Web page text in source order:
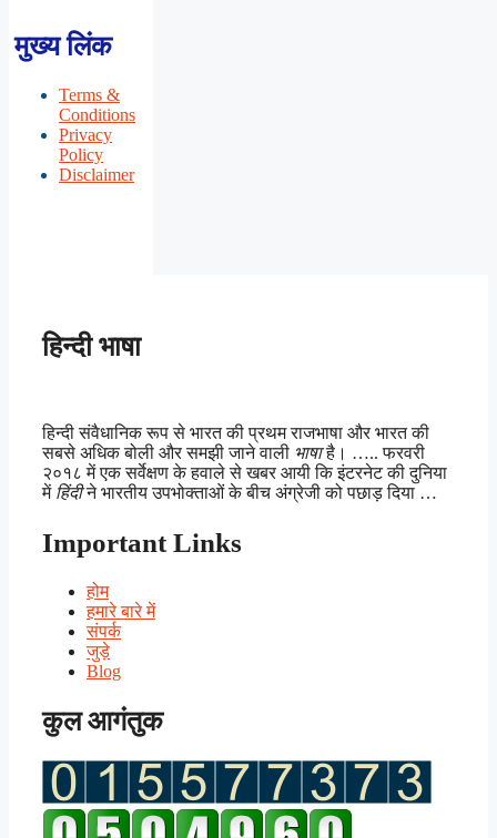
मुख्य लिंक
Terms &
Conditions
Privacy
Policy
Disclaimer
हिन्दी भाषा
हिन्दी संवैधानिक रूप से भारत की प्रथम राजभाषा और भारत की
सबसे अधिक बोली और समझी जाने वाली भाषाहै। ….. फरवरी
२०१८ में एक सर्वेक्षण के हवाले से खबर आयी कि इंटरनेट की दुनिया
में हिंदीने भारतीय उपभोक्ताओं के बीच अंग्रेजी को पछाड़ दिया …
Important Links
होम
हमारे बारे में
संपर्क
जुड़े
Blog
कुल आगंतुक